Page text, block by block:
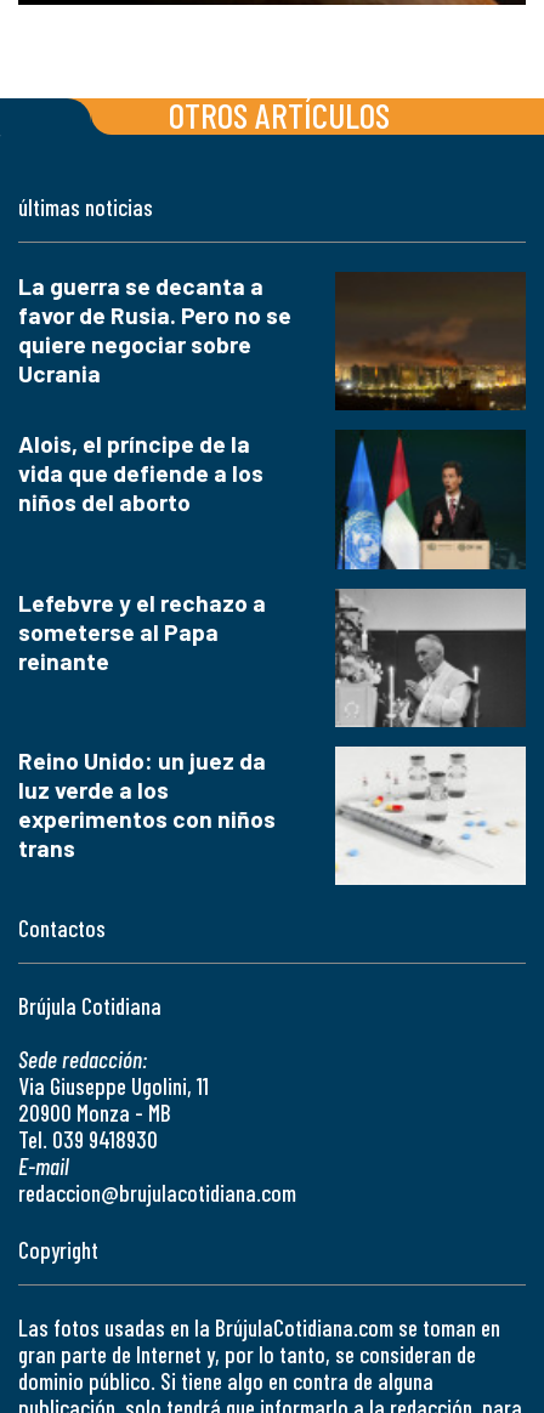
OTROS ARTÍCULOS
Contactos
Brújula Cotidiana
Sede redacción:
Via Giuseppe Ugolini, 11
20900 Monza - MB
Tel. 039 9418930
E-mail
redaccion@brujulacotidiana.com
últimas noticias
La guerra se decanta a
favor de Rusia. Pero no se
quiere negociar sobre
Ucrania
Alois, el príncipe de la
vida que defiende a los
niños del aborto
Lefebvre y el rechazo a
someterse al Papa
reinante
Reino Unido: un juez da
luz verde a los
experimentos con niños
trans
Copyright
Las fotos usadas en la BrújulaCotidiana.com se toman en
gran parte de Internet y, por lo tanto, se consideran de
dominio público. Si tiene algo en contra de alguna